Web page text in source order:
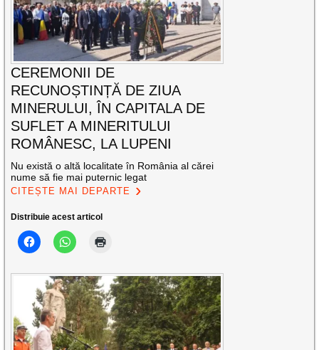
CEREMONII DE
RECUNOȘTINȚĂ DE ZIUA
MINERULUI, ÎN CAPITALA DE
SUFLET A MINERITULUI
ROMÂNESC, LA LUPENI
Nu există o altă localitate în România al cărei
nume să fie mai puternic legat
CITEȘTE MAI DEPARTE
Distribuie acest articol